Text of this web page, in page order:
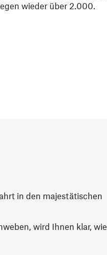
wieder über 2.000.
in den majestätischen
wird Ihnen klar, wie